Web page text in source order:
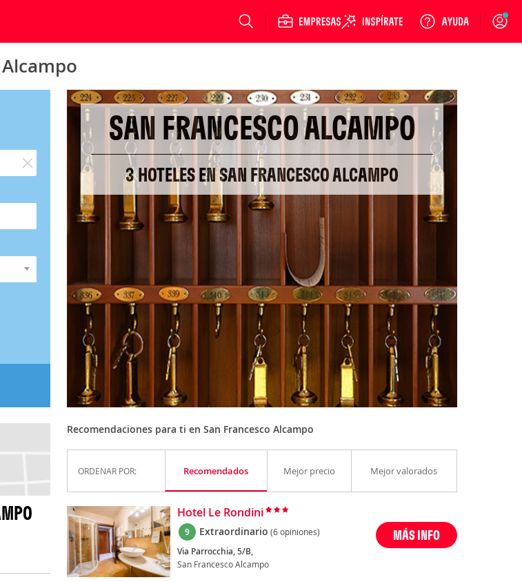
Login
SAN FRANCESCO ALCAMPO
3 HOTELES EN SAN FRANCESCO ALCAMPO
Recomendaciones para ti en San Francesco Alcampo
ORDENAR POR: Recomendados Mejor precio Mejor valorados
Hotel Le Rondini
9 Extraordinario (6 opiniones)
Via Parrocchia, 5/B,
San Francesco Alcampo
MÁS INFO